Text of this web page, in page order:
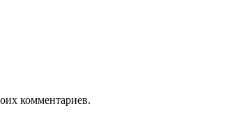
комментариев.